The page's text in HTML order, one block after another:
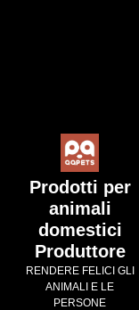
Prodotti per
animali
domestici
Produttore
RENDERE FELICI GLI
ANIMALI E LE
PERSONE